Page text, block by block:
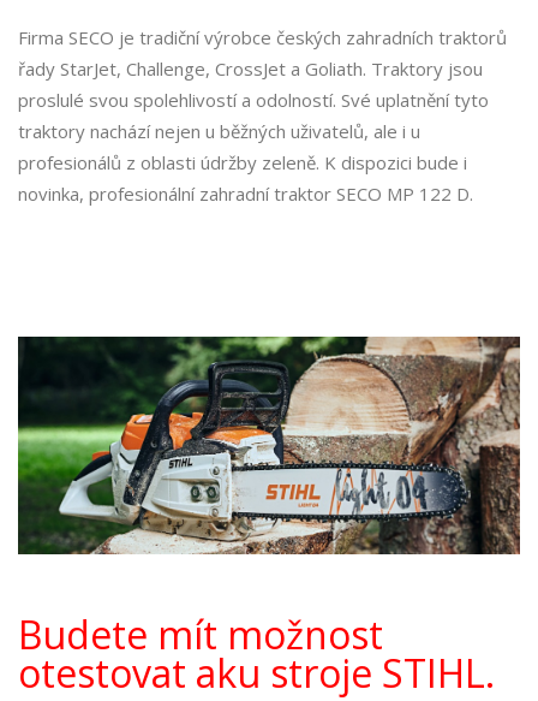
Firma SECO je tradiční výrobce českých zahradních traktorů
řady StarJet, Challenge, CrossJet a Goliath. Traktory jsou
proslulé svou spolehlivostí a odolností. Své uplatnění tyto
traktory nachází nejen u běžných uživatelů, ale i u
profesionálů z oblasti údržby zeleně. K dispozici bude i
novinka, profesionální zahradní traktor SECO MP 122 D.
Budete mít možnost
otestovat aku stroje STIHL.